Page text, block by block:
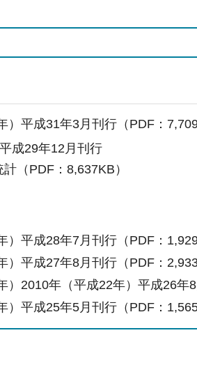
）平成31年3月刊行（PDF：
成29年12月刊行
（PDF：8,637KB）
）平成28年7月刊行（PDF：
）平成27年8月刊行（PDF：
）2010年（平成22年）平成26年
）平成25年5月刊行（PDF：